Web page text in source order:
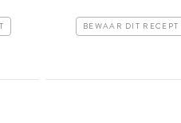
BEWAAR DIT RECEPT